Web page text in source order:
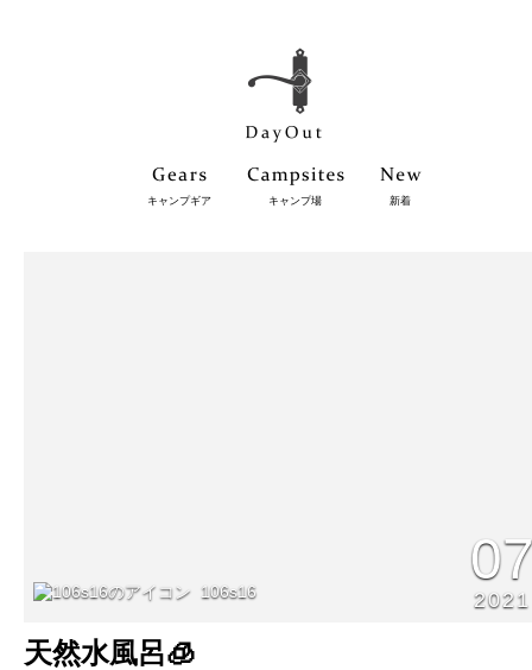
キャンプギア キャンプ場 新着
106s16 2021
天然水風呂🧊